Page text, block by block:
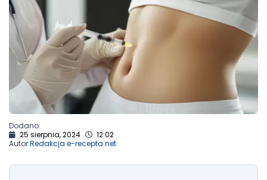
Dodano:
25 sierpnia, 2024
12:02
Autor:Redakcja e-recepta.net